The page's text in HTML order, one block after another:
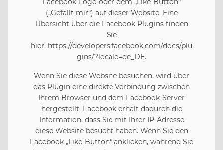
Facebook-Logo oder dem „Like-Button“
(„Gefällt mir“) auf dieser Website. Eine
Übersicht über die Facebook Plugins finden
Sie
hier: https://developers.facebook.com/docs/plu
gins/?locale=de_DE.
Wenn Sie diese Website besuchen, wird über
das Plugin eine direkte Verbindung zwischen
Ihrem Browser und dem Facebook-Server
hergestellt. Facebook erhält dadurch die
Information, dass Sie mit Ihrer IP-Adresse
diese Website besucht haben. Wenn Sie den
Facebook „Like-Button“ anklicken, während Sie